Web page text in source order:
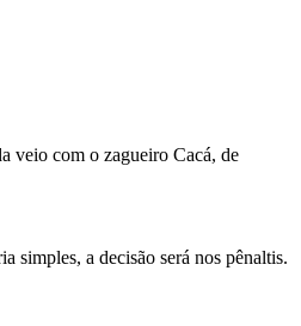
veio com o zagueiro Cacá, de
simples, a decisão será nos pênaltis.